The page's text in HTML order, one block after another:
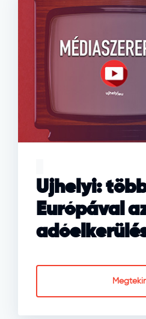
Ujhelyi:
Európával